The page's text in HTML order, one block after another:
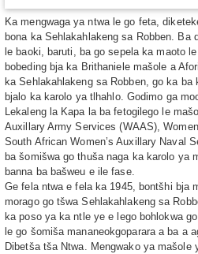
Ka mengwaga ya ntwa le go feta,
bona ka Sehlakahlakeng sa Robben. Ba
le baoki, baruti, ba go sepela ka maoto
bobeding bja ka Brithaniele mašole a
ka Sehlakahlakeng sa Robben, go ka ba
bjalo ka karolo ya tlhahlo. Godimo ga
Lekaleng la Kapa la ba fetogilego le
Auxillary Army Services (WAAS),
South African Women’s Auxillary Naval
ba šomišwa go thuša naga ka karolo ya
banna ba bašweu e ile fase.
Ge fela ntwa e fela ka 1945, bontšhi bja
morago go tšwa Sehlakahlakeng sa
ka poso ya ka ntle ye e lego bohlokwa
le go šomiša mananeokgoparara a ba a
Dibetša tša Ntwa. Mengwako ya